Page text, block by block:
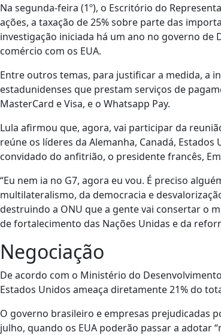
Na segunda-feira (1º), o Escritório do
ações, a taxação de 25% sobre parte das
investigação iniciada há um ano no governo de
comércio com os EUA.
Entre outros temas, para justificar a medida, a
estadunidenses que prestam serviços de
MasterCard e Visa, e o Whatsapp Pay.
Lula afirmou que, agora, vai participar da
reúne os líderes da Alemanha, Canadá, Estados
convidado do anfitrião, o presidente francês,
“Eu nem ia no G7, agora eu vou. É preciso
multilateralismo, da democracia e
destruindo a ONU que a gente vai consertar o
de fortalecimento das Nações Unidas e da
Negociação
De acordo com o Ministério do
Estados Unidos ameaça diretamente 21% do
O governo brasileiro e empresas prejudicadas
julho, quando os EUA poderão passar a adotar